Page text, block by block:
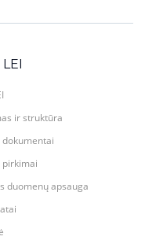
ir struktūra
dokumentai
pirkimai
duomenų apsauga